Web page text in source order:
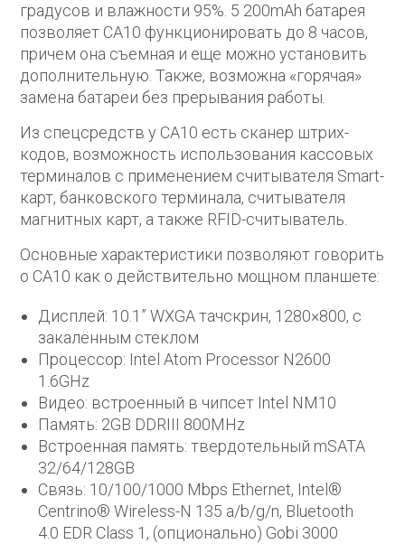
градусов и влажности 95%. 5 200mAh батарея
позволяет CA10 функционировать до 8 часов,
причем она съемная и еще можно установить
дополнительную. Также, возможна «горячая»
замена батареи без прерывания работы.
Из спецсредств у CA10 есть сканер штрих-
кодов, возможность использования кассовых
терминалов с применением считывателя Smart-
карт, банковского терминала, считывателя
магнитных карт, а также RFID-считыватель.
Основные характеристики позволяют говорить
о CA10 как о действительно мощном планшете:
Дисплей: 10.1” WXGA тачскрин, 1280×800, c
закалённым стеклом
Процессор: Intel Atom Processor N2600
1.6GHz
Видео: встроенный в чипсет Intel NM10
Память: 2GB DDRIII 800MHz
Встроенная память: твердотельный mSATA
32/64/128GB
Связь: 10/100/1000 Mbps Ethernet, Intel®
Centrino® Wireless-N 135 a/b/g/n, Bluetooth
4.0 EDR Class 1, (опционально) Gobi 3000